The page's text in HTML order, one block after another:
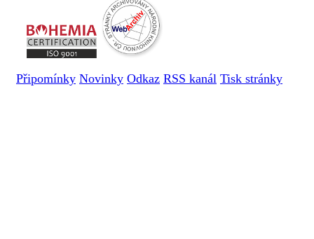
Připomínky Novinky Odkaz RSS kanál Tisk stránky